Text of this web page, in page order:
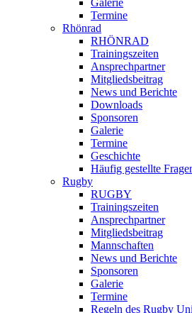
Galerie
Termine
Rhönrad
RHÖNRAD
Trainingszeiten
Ansprechpartner
Mitgliedsbeitrag
News und Berichte
Downloads
Sponsoren
Galerie
Termine
Geschichte
Häufig gestellte
Rugby
RUGBY
Trainingszeiten
Ansprechpartner
Mitgliedsbeitrag
Mannschaften
News und Berichte
Sponsoren
Galerie
Termine
Regeln des Rugby